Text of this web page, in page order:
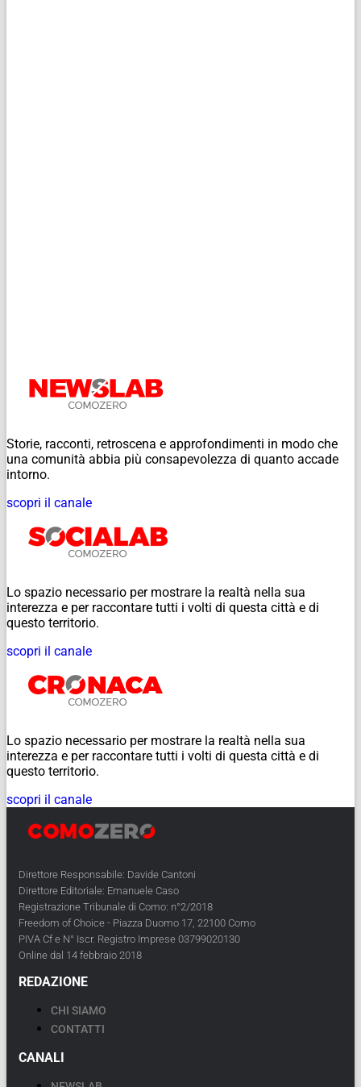
Storie, racconti, retroscena e approfondimenti in modo che
una comunità abbia più consapevolezza di quanto accade
intorno.
scopri il canale
Lo spazio necessario per mostrare la realtà nella sua
interezza e per raccontare tutti i volti di questa città e di
questo territorio.
scopri il canale
Lo spazio necessario per mostrare la realtà nella sua
interezza e per raccontare tutti i volti di questa città e di
questo territorio.
scopri il canale
Direttore Responsabile: Davide Cantoni
Direttore Editoriale: Emanuele Caso
Registrazione Tribunale di Como: n°2/2018
Freedom of Choice - Piazza Duomo 17, 22100 Como
PIVA Cf e N° Iscr. Registro Imprese 03799020130
Online dal 14 febbraio 2018
REDAZIONE
CHI SIAMO
CONTATTI
CANALI